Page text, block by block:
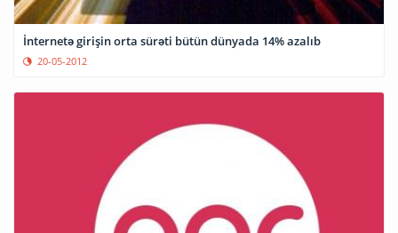
İnternetə girişin orta sürəti bütün dünyada 14% azalıb
20-05-2012